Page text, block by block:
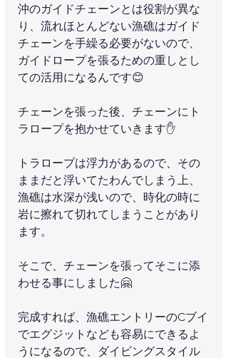
沖のガイドチェーンとは役割が異な
り、流れほとんどない漁礁はガイド
チェーンを手繰る必要がないので、
ガイドロープを張るための重しとし
ての活用になるんです😊
チェーンを張った後、チェーンにト
ラロープを抱かせていきます✋
トラロープは浮力があるので、その
ままだと浮いてたわんでしまう上、
漁礁は水深が浅いので、時化の時に
岩に擦れて切れてしまうことがあり
ます。
そこで、チェーンを張ってそこに添
わせる事にしました🤗
完成すれば、漁礁エントリーのCブイ
でエグジットなども容易にできるよ
うになるので、ダイビングスタイル